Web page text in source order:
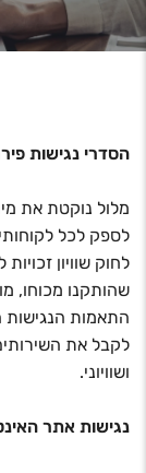
הסדרי נגישות
מלול נוקטת את
לספק לכל
שהותקנו מכוחו,
התאמות הנגישות
לקבל את
ושוויוני.
נגישות אתר